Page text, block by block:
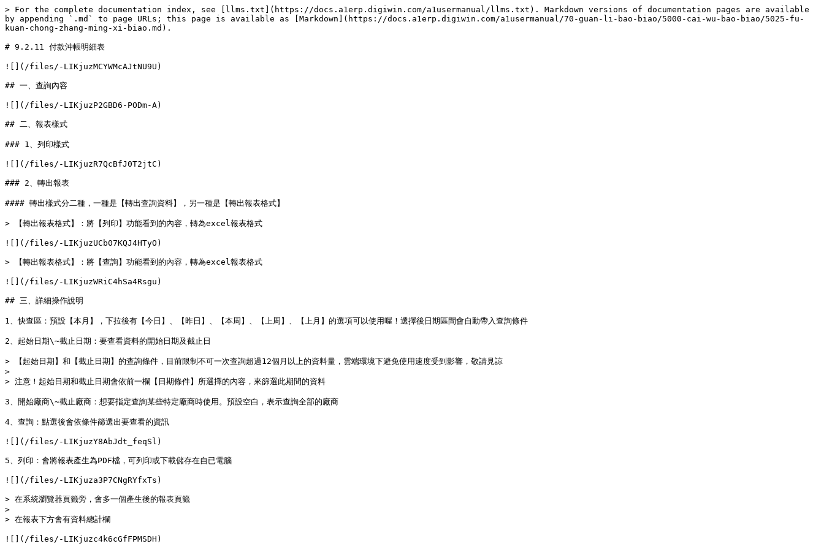
> For the complete documentation index, see [llms.txt](https://docs.a1erp.digiwin.com/a1usermanual/llms.txt). Markdown versions of documentation pages are available
by appending `.md` to page URLs; this page is available as [Markdown](https://docs.a1erp.digiwin.com/a1usermanual/70-guan-li-bao-biao/5000-cai-wu-bao-biao/5025-fu-
kuan-chong-zhang-ming-xi-biao.md).
# 9.2.11 付款沖帳明細表
![](/files/-LIKjuzMCYWMcAJtNU9U)
## 一、查詢內容
![](/files/-LIKjuzP2GBD6-PODm-A)
## 二、報表樣式
### 1、列印樣式
![](/files/-LIKjuzR7QcBfJ0T2jtC)
### 2、轉出報表
#### 轉出樣式分二種，一種是【轉出查詢資料】，另一種是【轉出報表格式】
> 【轉出報表格式】：將【列印】功能看到的內容，轉為excel報表格式
![](/files/-LIKjuzUCb07KQJ4HTyO)
> 【轉出報表格式】：將【查詢】功能看到的內容，轉為excel報表格式
![](/files/-LIKjuzWRiC4hSa4Rsgu)
## 三、詳細操作說明
1、快查區：預設【本月】，下拉後有【今日】、【昨日】、【本周】、【上周】、【上月】的選項可以使用喔！選擇後日期區間會自動帶入查詢條件
2、起始日期\~截止日期：要查看資料的開始日期及截止日
> 【起始日期】和【截止日期】的查詢條件，目前限制不可一次查詢超過12個月以上的資料量，雲端環境下避免使用速度受到影響，敬請見諒
>
> 注意！起始日期和截止日期會依前一欄【日期條件】所選擇的內容，來篩選此期間的資料
3、開始廠商\~截止廠商：想要指定查詢某些特定廠商時使用。預設空白，表示查詢全部的廠商
4、查詢：點選後會依條件篩選出要查看的資訊
![](/files/-LIKjuzY8AbJdt_feqSl)
5、列印：會將報表產生為PDF檔，可列印或下載儲存在自已電腦
![](/files/-LIKjuza3P7CNgRYfxTs)
> 在系統瀏覽器頁籤旁，會多一個產生後的報表頁籤
>
> 在報表下方會有資料總計欄
![](/files/-LIKjuzc4k6cGfFPMSDH)